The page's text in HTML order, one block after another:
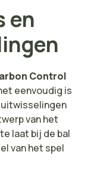
en
Control
eenvoudig is
van het
laat bij de bal
van het spel